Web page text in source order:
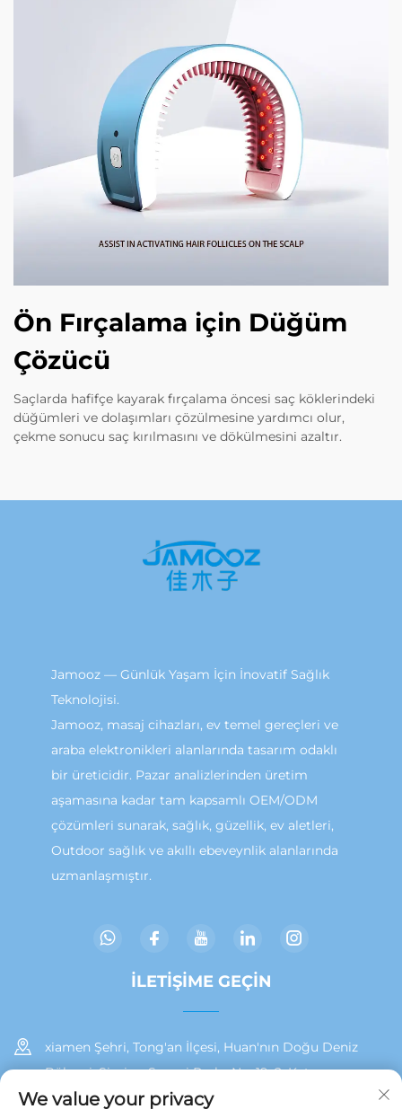
Ön Fırçalama için Düğüm
Çözücü
Saçlarda hafifçe kayarak fırçalama öncesi saç köklerindeki
düğümleri ve dolaşımları çözülmesine yardımcı olur,
çekme sonucu saç kırılmasını ve dökülmesini azaltır.
Jamooz — Günlük Yaşam İçin İnovatif Sağlık
Teknolojisi.
Jamooz, masaj cihazları, ev temel gereçleri ve
araba elektronikleri alanlarında tasarım odaklı
bir üreticidir. Pazar analizlerinden üretim
aşamasına kadar tam kapsamlı OEM/ODM
çözümleri sunarak, sağlık, güzellik, ev aletleri,
Outdoor sağlık ve akıllı ebeveynlik alanlarında
uzmanlaşmıştır.
İLETIŞIME GEÇIN
xiamen Şehri, Tong'an İlçesi, Huan'nın Doğu Deniz
Bölgesi, Siming Sanayi Parkı, No. 19, 2. Kat
+86 13215929911
We value your privacy